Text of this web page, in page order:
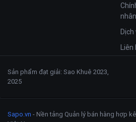
nhân
Liên
Sapo.vn - Nền tảng Quản lý bán hàng hợp
Sản phẩm đạt giải: Sao Khuê 2023,
2025